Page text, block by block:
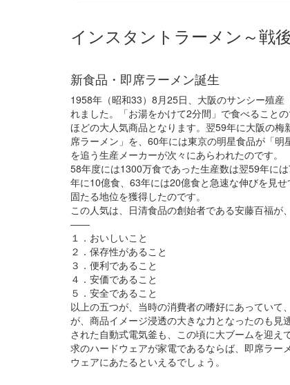
インスタントラーメン～戦
新食品・即席ラーメン誕生
1958年（昭和33）8月25日、大阪のサンシー殖
れました。「お湯をかけて2分間」で食べること
ほどの大人気商品となります。翌59年に大阪の
席ラーメン」を、60年には東京の明星食品が「
を追う生産メーカーが次々にあらわれたのです。
58年度には1300万食であった生産数は翌59年に
年に10億食、63年には20億食と急速な伸びを見
固たる地位を獲得したのです。
この人気は、日清食品の創始者である安藤百福
――
１．おいしいこと
２．保存性があること
３．便利であること
４．安価であること
５．安全であること
以上の五つが、当時の消費者の嗜好にあってい
が、商品イメージ浸透の大きな力となったのも
された自動式電気釜も、この頃に大ブームを迎
求のハードウェアが家電であるならば、即席ラー
ウェアにあたるといえるでしょう。